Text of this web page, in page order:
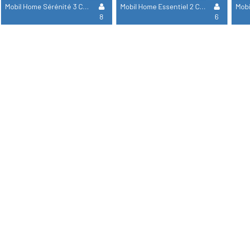
Mobil Home Sérénité 3 Ch Premium Avec Clim
8
Mobil Home Essentiel 2 Ch Signature Avec Clim
6